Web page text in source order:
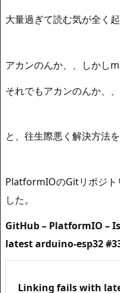
大量過ぎて読む気が全く
アカンのんか、、しかし
それでもアカンのんか、
と、往生際悪く解決方法
PlatformIOのGitリポジト
した。
GitHub – PlatformIO –
latest arduino-esp32
Linking fails with